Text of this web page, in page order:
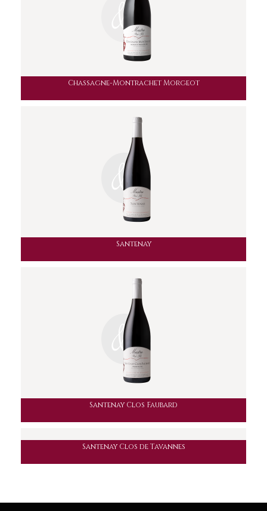
Chassagne-Montrachet Morgeot
Santenay
Santenay Clos Faubard
Santenay Clos de Tavannes